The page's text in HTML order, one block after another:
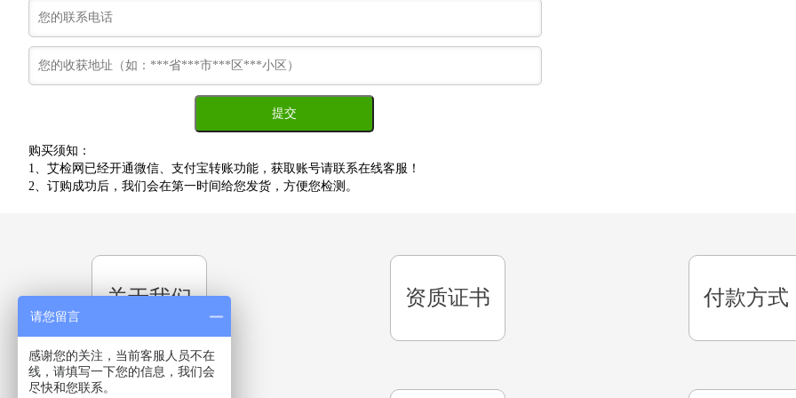
购买须知：
1、艾检网已经开通微信、支付宝转账功能，获取账号请联系在线客服！
2、订购成功后，我们会在第一时间给您发货，方便您检测。
关于我们 资质证书 付款方式
请您留言
感谢您的关注，当前客服人员不在
线，请填写一下您的信息，我们会
尽快和您联系。